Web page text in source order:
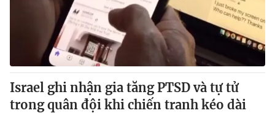
Israel ghi nhận gia tăng PTSD và tự tử
trong quân đội khi chiến tranh kéo dài